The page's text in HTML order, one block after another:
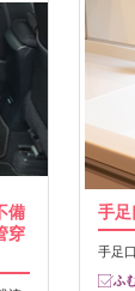
備
穿
手足
手足